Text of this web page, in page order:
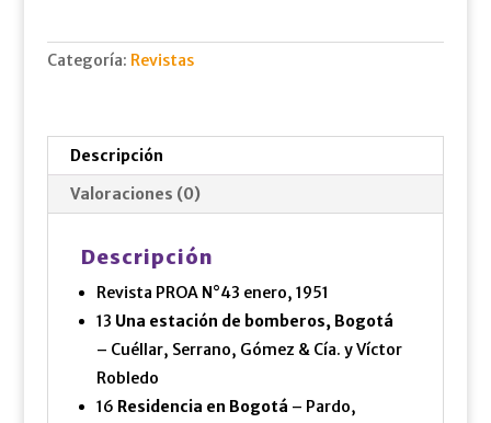
Categoría: Revistas
Descripción
Valoraciones (0)
Descripción
Revista PROA N°43 enero, 1951
13 Una estación de bomberos, Bogotá
– Cuéllar, Serrano, Gómez & Cía. y Víctor
Robledo
16 Residencia en Bogotá – Pardo,